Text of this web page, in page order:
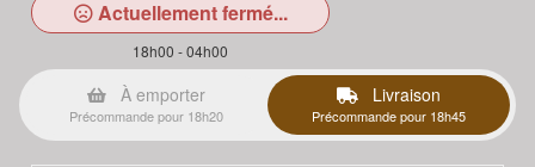
Actuellement fermé...
18h00 - 04h00
À emporter
Précommande pour 18h20
Livraison
Précommande pour 18h45